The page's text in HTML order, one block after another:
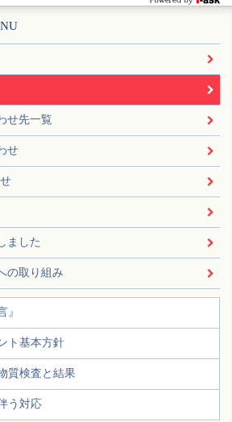
せ先一覧
せ
ました
の取り組み
』
ト基本方針
質検査と結果
う対応